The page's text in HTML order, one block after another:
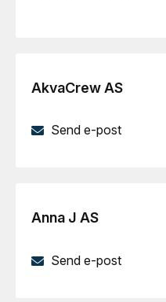
AkvaCrew AS
Send e-post
Anna J AS
Send e-post